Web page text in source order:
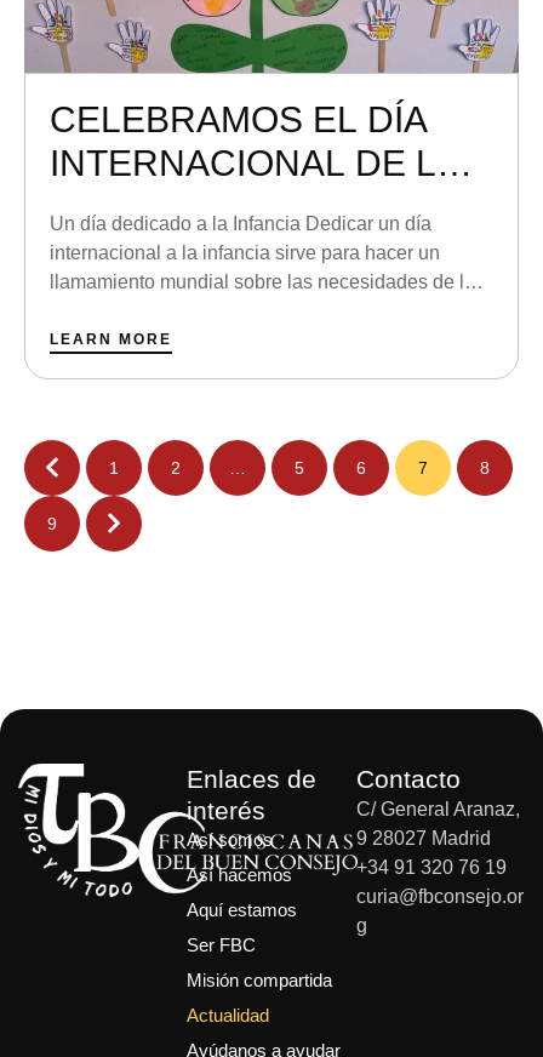
CELEBRAMOS EL DÍA
INTERNACIONAL DE LOS
DERECHOS DEL NIÑO
Un día dedicado a la Infancia Dedicar un día
internacional a la infancia sirve para hacer un
llamamiento mundial sobre las necesidades de los
personas que cada día trabajan para que los niños
LEARN MORE
1 2 5 6 7 8
9
Enlaces de
interés
Así somos
Así hacemos
Aquí estamos
Ser FBC
Misión compartida
Actualidad
Ayúdanos a ayudar
Contacto
C/ General Aranaz,
9 28027 Madrid
+34 91 320 76 19
curia@fbconsejo.or
g